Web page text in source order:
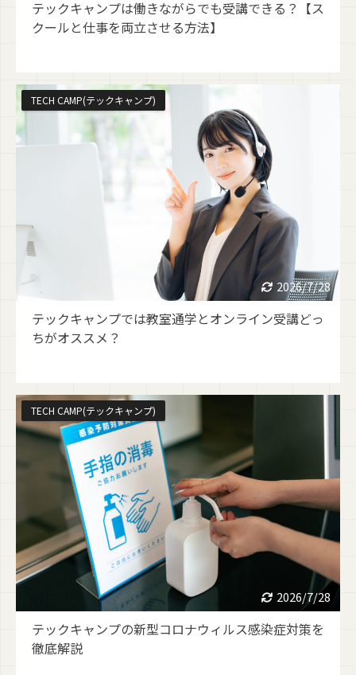
テックキャンプは働きながらでも受講できる？【ス
クールと仕事を両立させる方法】
2026/7/28
TECH CAMP(テックキャンプ)
テックキャンプでは教室通学とオンライン受講どっ
ちがオススメ？
2026/7/28
TECH CAMP(テックキャンプ)
テックキャンプの新型コロナウィルス感染症対策を
徹底解説